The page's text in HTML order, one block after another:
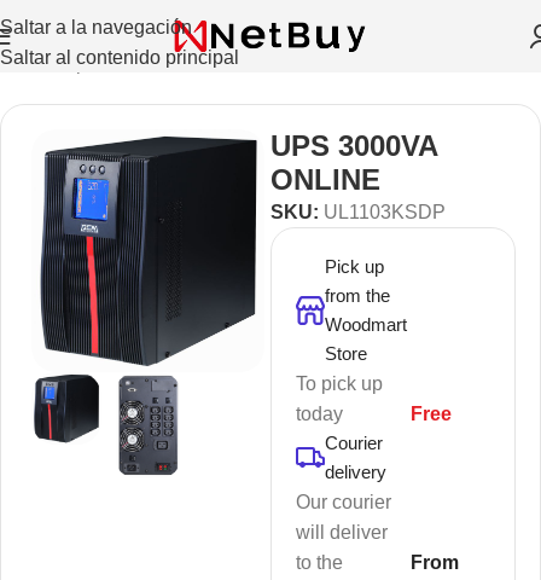
Saltar a la navegación
Saltar al contenido principal
Inicio/ Repuestos Y Accesorios
UPS 3000VA
ONLINE
SKU: UL1103KSDP
Pick up
from the
Woodmart
Store
To pick up
today
Free
Courier
delivery
Our courier
will deliver
to the
From